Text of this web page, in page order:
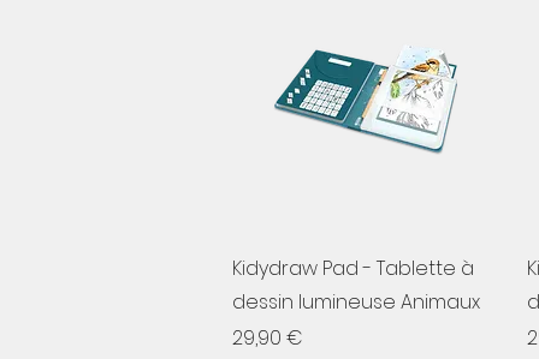
Aperçu rapide
Kidydraw Pad - Tablette à
dessin lumineuse Animaux
Prix
29,90 €